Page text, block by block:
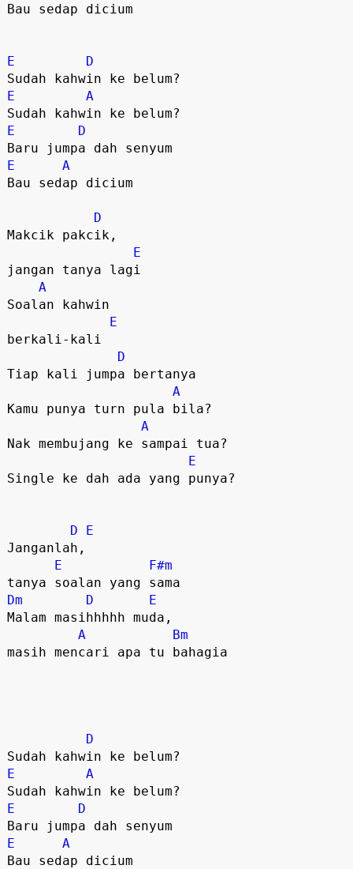
Bau sedap dicium
E
D
E
A
E
D
E
A
Bau sedap dicium
D
Makcik pakcik,
E
jangan tanya lagi
A
Soalan kahwin
E
berkali-kali
D
Tiap kali jumpa bertanya
A
Kamu punya turn pula bila?
A
Nak membujang ke sampai tua?
E
Single ke dah ada yang punya?
D
E
Janganlah,
E
F#m
Dm
D
E
Malam masihhhhh muda,
A
Bm
masih mencari apa tu bahagia
D
E
A
E
D
E
A
Bau sedap dicium